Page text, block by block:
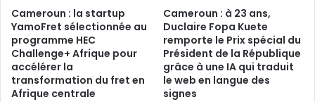
Cameroun : la startup
YamoFret sélectionnée au
programme HEC
Challenge+ Afrique pour
accélérer la
transformation du fret en
Afrique centrale
Cameroun : à 23 ans,
Duclaire Fopa Kuete
remporte le Prix spécial du
Président de la République
grâce à une IA qui traduit
le web en langue des
signes